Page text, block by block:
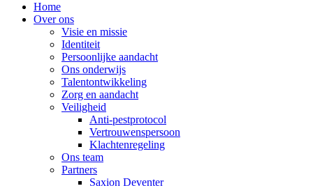
Home
Over ons
Visie en missie
Identiteit
Persoonlijke aandacht
Ons onderwijs
Talentontwikkeling
Zorg en aandacht
Veiligheid
Anti-pestprotocol
Vertrouwenspersoon
Klachtenregeling
Ons team
Partners
Saxion Deventer